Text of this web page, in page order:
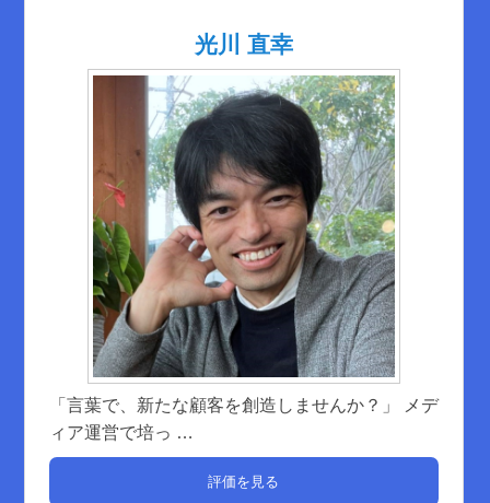
光川 直幸
「言葉で、新たな顧客を創造しませんか？」 メデ
ィア運営で培っ …
評価を見る